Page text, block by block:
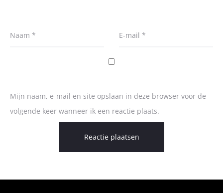
Naam * E-mail *
Mijn naam, e-mail en site opslaan in deze browser voor de
volgende keer wanneer ik een reactie plaats.